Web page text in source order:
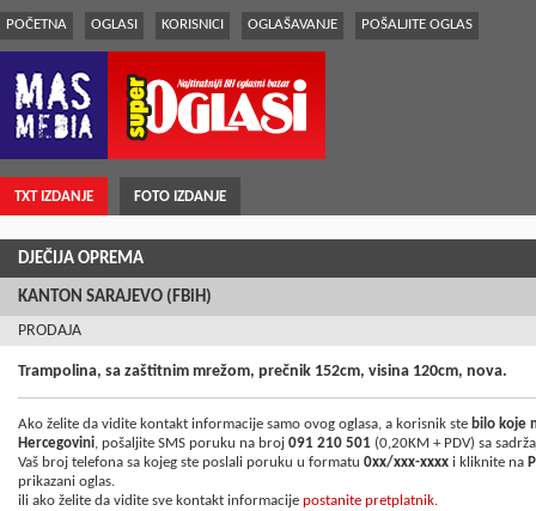
POČETNA OGLASI KORISNICI OGLAŠAVANJE POŠALJITE OGLAS
TXT IZDANJE FOTO IZDANJE
DJEČIJA OPREMA
KANTON SARAJEVO (FBiH)
PRODAJA
Trampolina, sa zaštitnim mrežom, prečnik 152cm, visina 120cm, nova.
Ako želite da vidite kontakt informacije samo ovog oglasa, a korisnik ste bilo koje
Hercegovini, pošaljite SMS poruku na broj 091 210 501 (0,20KM + PDV) sa
Vaš broj telefona sa kojeg ste poslali poruku u formatu 0xx/xxx-xxxx i kliknite na
prikazani oglas.
ili ako želite da vidite sve kontakt informacije postanite pretplatnik.